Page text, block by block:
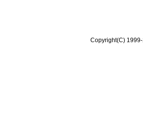
Copyright(C)